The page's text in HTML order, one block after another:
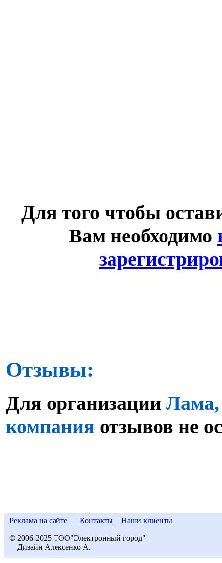
Для того чтобы
Вам необходимо
Отзывы:
Для организации Лама,
компания отзывов не
Реклама на сайте Контакты Наши клиенты
© 2006-2025 ТОО"Электронный город"
Дизайн Алексенко А.